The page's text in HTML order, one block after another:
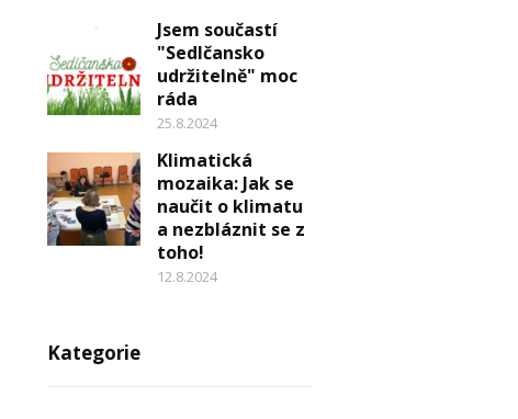
Jsem součastí
"Sedlčansko
udržitelně" moc
ráda
25.8.2024
Klimatická
mozaika: Jak se
naučit o klimatu
a nezbláznit se z
toho!
12.8.2024
Kategorie